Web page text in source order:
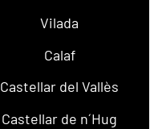
Vilada
Calaf
Castellar del Vallès
Castellar de n´Hug